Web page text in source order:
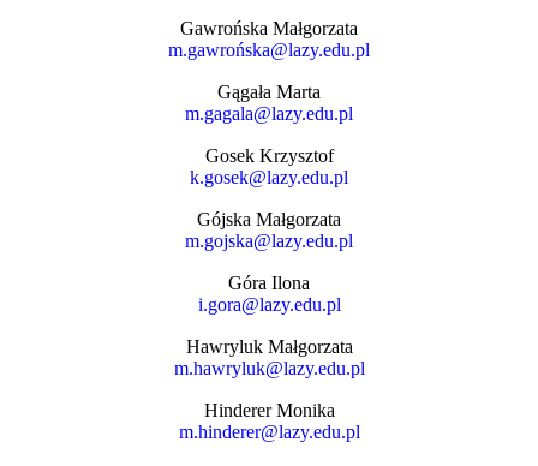
Gawrońska Małgorzata
m.gawrońska@lazy.edu.pl
Gągała Marta
m.gagala@lazy.edu.pl
Gosek Krzysztof
k.gosek@lazy.edu.pl
Gójska Małgorzata
m.gojska@lazy.edu.pl
Góra Ilona
i.gora@lazy.edu.pl
Hawryluk Małgorzata
m.hawryluk@lazy.edu.pl
Hinderer Monika
m.hinderer@lazy.edu.pl